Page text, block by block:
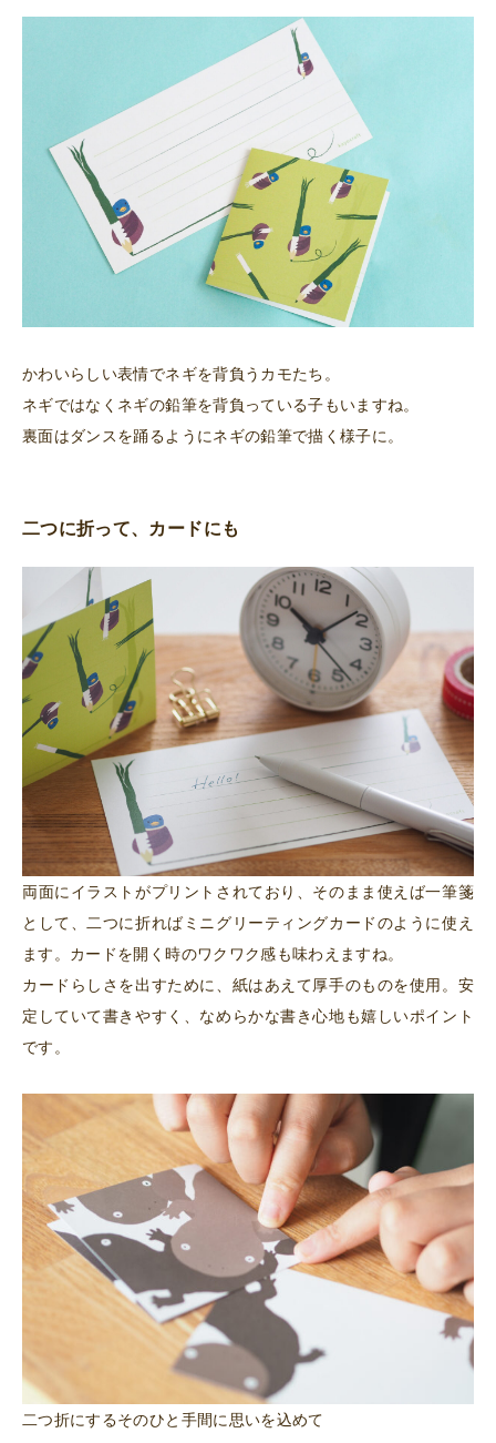
かわいらしい表情でネギを背負うカモたち。
ネギではなくネギの鉛筆を背負っている子もいますね。
裏面はダンスを踊るようにネギの鉛筆で描く様子に。
二つに折って、カードにも
両面にイラストがプリントされており、そのまま使えば一筆箋
として、二つに折ればミニグリーティングカードのように使え
ます。カードを開く時のワクワク感も味わえますね。
カードらしさを出すために、紙はあえて厚手のものを使用。安
定していて書きやすく、なめらかな書き心地も嬉しいポイント
です。
二つ折にするそのひと手間に思いを込めて